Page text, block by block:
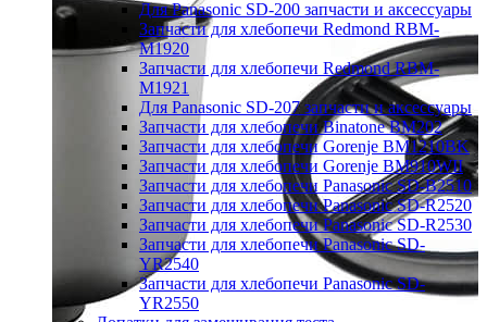
Для Panasonic SD-200 запчасти и аксессуары
Запчасти для хлебопечи Redmond RBM-
M1920
Запчасти для хлебопечи Redmond RBM-
M1921
Для Panasonic SD-207 запчасти и аксессуары
Запчасти для хлебопечи Binatone BM202
Запчасти для хлебопечи Gorenje BM1210BK
Запчасти для хлебопечи Gorenje BM910WII
Запчасти для хлебопечи Panasonic SD-B2510
Запчасти для хлебопечи Panasonic SD-R2520
Запчасти для хлебопечи Panasonic SD-R2530
Запчасти для хлебопечи Panasonic SD-
YR2540
Запчасти для хлебопечи Panasonic SD-
YR2550